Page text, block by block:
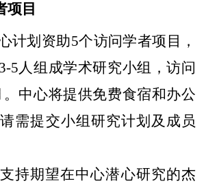
项目
计划资助5个访问学者项目，
5人组成学术研究小组，访问
中心将提供免费食宿和办公
需提交小组研究计划及成员
持期望在中心潜心研究的杰